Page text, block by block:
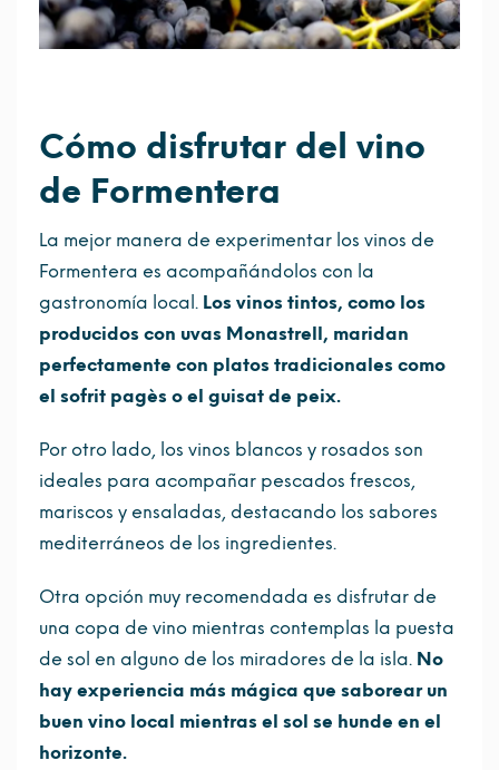
Cómo disfrutar del vino
de Formentera
La mejor manera de experimentar los vinos de
Formentera es acompañándolos con la
gastronomía local. Los vinos tintos, como los
producidos con uvas Monastrell, maridan
perfectamente con platos tradicionales como
el sofrit pagès o el guisat de peix.
Por otro lado, los vinos blancos y rosados son
ideales para acompañar pescados frescos,
mariscos y ensaladas, destacando los sabores
mediterráneos de los ingredientes.
Otra opción muy recomendada es disfrutar de
una copa de vino mientras contemplas la puesta
de sol en alguno de los miradores de la isla. No
hay experiencia más mágica que saborear un
buen vino local mientras el sol se hunde en el
horizonte.